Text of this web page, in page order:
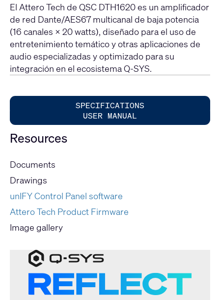
El Attero Tech de QSC DTH1620 es un amplificador
de red Dante/AES67 multicanal de baja potencia
(16 canales × 20 watts), diseñado para el uso de
entretenimiento temático y otras aplicaciones de
audio especializadas y optimizado para su
integración en el ecosistema Q-SYS.
SPECIFICATIONS
USER MANUAL
Resources
Documents
Drawings
unIFY Control Panel software
Attero Tech Product Firmware
Image gallery